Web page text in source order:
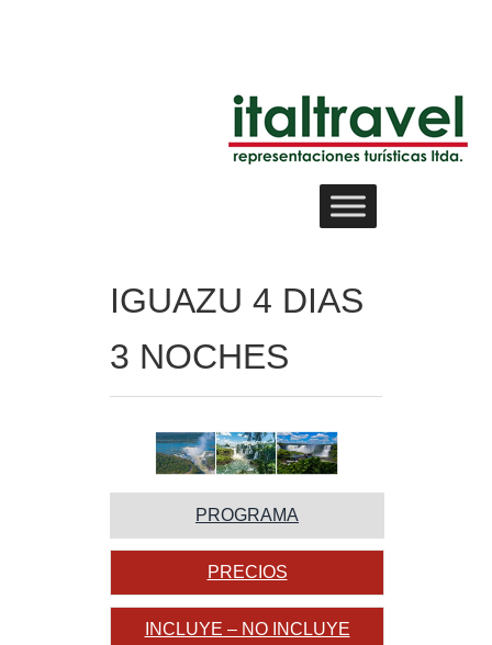
IGUAZU 4 DIAS
3 NOCHES
PROGRAMA
PRECIOS
INCLUYE – NO INCLUYE